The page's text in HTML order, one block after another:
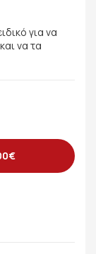
για να
να τα